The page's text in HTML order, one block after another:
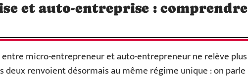
et auto-entreprise : comprendre
entre micro-entrepreneur et auto-entrepreneur ne relève plus
deux renvoient désormais au même régime unique : on parle